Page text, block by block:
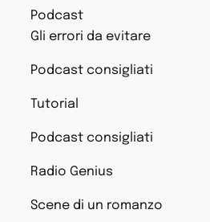
Podcast
Gli errori da evitare
Podcast consigliati
Tutorial
Podcast consigliati
Radio Genius
Scene di un romanzo